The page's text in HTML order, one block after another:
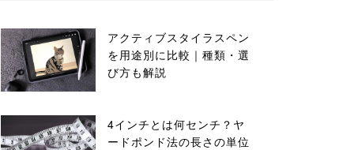
アクティブスタイラスペン
を用途別に比較｜種類・選
び方も解説
4インチとは何センチ？ヤ
ードポンド法の長さの単位